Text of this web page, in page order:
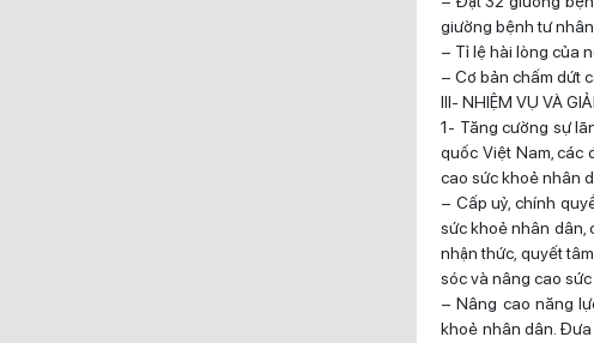
giường bệnh tư nhân
– Tỉ lệ hài lòng của
– Cơ bản chấm dứt
III- NHIỆM VỤ VÀ
1- Tăng cường sự
quốc Việt Nam, các
cao sức khoẻ nhân
– Cấp uỷ, chính
sức khoẻ nhân dân,
nhận thức, quyết
sóc và nâng cao
– Nâng cao năng
khoẻ nhân dân.